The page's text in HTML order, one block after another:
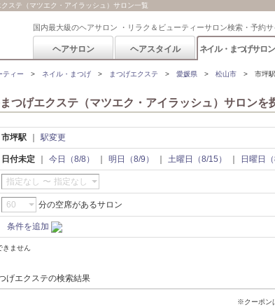
ステ（マツエク・アイラッシュ）サロン一覧
国内最大級のヘアサロン ・リラク＆ビューティーサロン検索・予約サ
ヘアサロン ヘアスタイル ネイル・まつげサロン
ティー ネイル・まつげ まつげエクステ 愛媛県 松山市 市坪駅
つげエクステ（マツエク・アイラッシュ）サロンを
市坪駅 駅変更
日付未定 今日（8/8） 明日（8/9） 土曜日（8/15） 日曜日（
指定なし 〜 指定なし
分の空席があるサロン
条件を追加
きません
げエクステの検索結果
※クーポン